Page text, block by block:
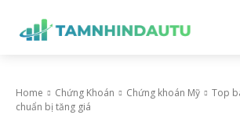
Home Chứng Khoán Chứng khoán Mỹ
Top
chuẩn bị tăng giá